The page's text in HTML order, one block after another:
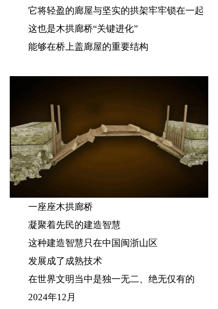
它将轻盈的廊屋与坚实的拱架牢牢锁在一起
这也是木拱廊桥“关键进化”
能够在桥上盖廊屋的重要结构
一座座木拱廊桥
凝聚着先民的建造智慧
这种建造智慧只在中国闽浙山区
发展成了成熟技术
在世界文明当中是独一无二、绝无仅有的
2024年12月